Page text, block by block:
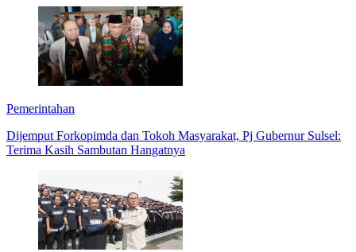
Pemerintahan
Dijemput Forkopimda dan Tokoh Masyarakat, Pj Gubernur Sulsel:
Terima Kasih Sambutan Hangatnya